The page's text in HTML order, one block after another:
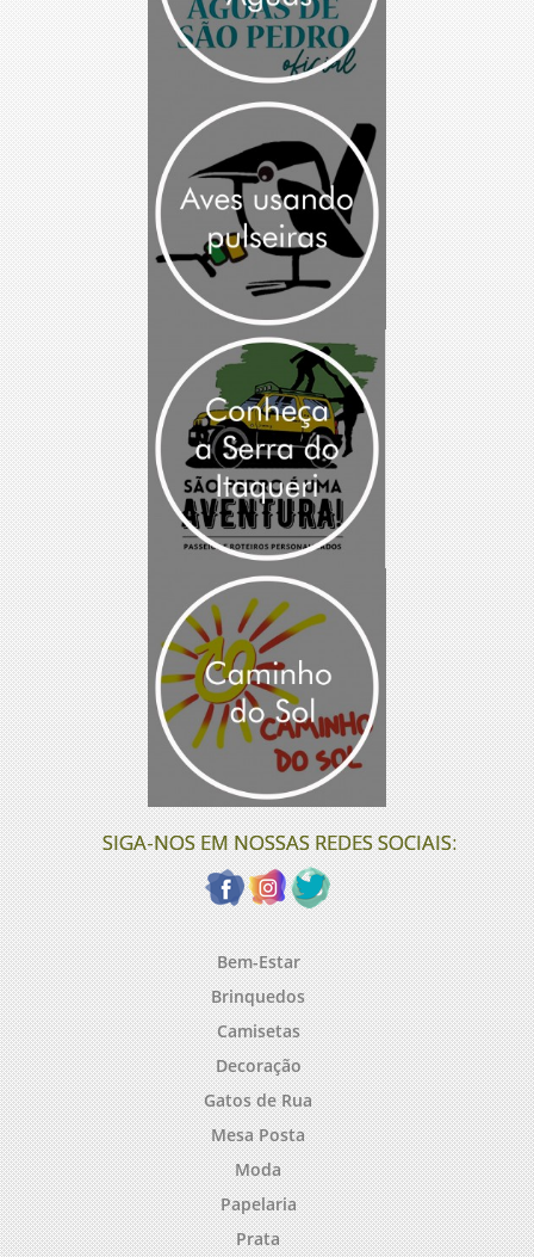
SIGA-NOS EM NOSSAS REDES SOCIAIS:
Bem-Estar
Brinquedos
Camisetas
Decoração
Gatos de Rua
Mesa Posta
Moda
Papelaria
Prata